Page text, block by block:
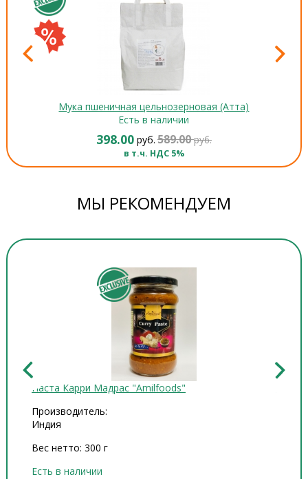
Мука пшеничная цельнозерновая (Атта)
Есть в наличии
398.00руб. 589.00руб.
в т.ч. НДС 5%
МЫ РЕКОМЕНДУЕМ
Паста Карри Мадрас "Amilfoods"
Производитель:
Индия
Вес нетто: 300 г
Есть в наличии